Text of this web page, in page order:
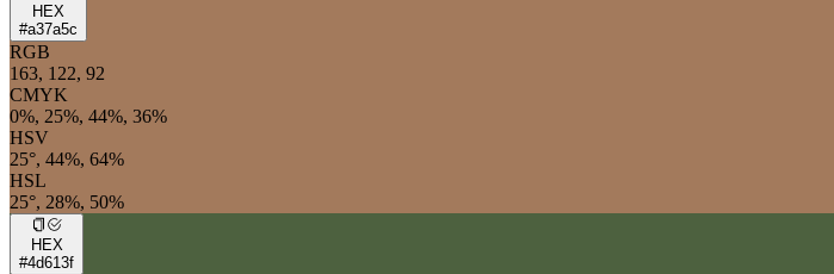
HEX
#a37a5c
RGB
163, 122, 92
CMYK
0%, 25%, 44%, 36%
HSV
25°, 44%, 64%
HSL
25°, 28%, 50%
HEX
#4d613f